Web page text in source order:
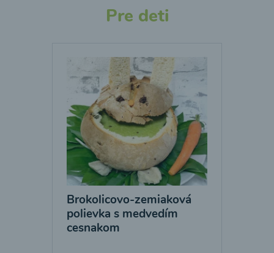
Pre deti
Brokolicovo-zemiaková
polievka s medvedím
cesnakom